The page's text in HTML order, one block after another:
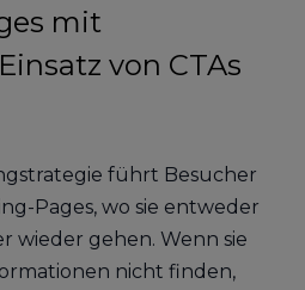
mit
von CTAs
führt Besucher
Pages, wo sie entweder
wieder gehen. Wenn sie
nicht finden,